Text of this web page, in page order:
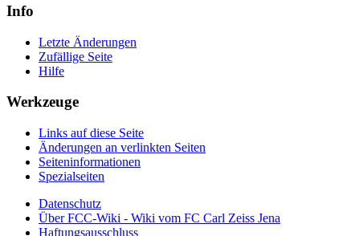
Info
Letzte Änderungen
Zufällige Seite
Hilfe
Werkzeuge
Links auf diese Seite
Änderungen an verlinkten Seiten
Seiten­­informationen
Spezialseiten
Datenschutz
Über FCC-Wiki - Wiki vom FC Carl Zeiss Jena
Haftungsausschluss